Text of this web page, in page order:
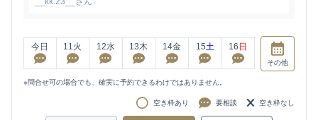
今日 11火 12水 13木 14金 15土 16 日
その他
※問合せ可の場合でも、確実に予約できるわけではありません。
空き枠あり 要相談 空き枠なし